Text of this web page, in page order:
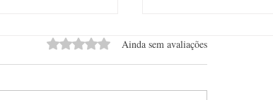
Avaliado com 0 de 5 estrelas.
Ainda sem avaliações